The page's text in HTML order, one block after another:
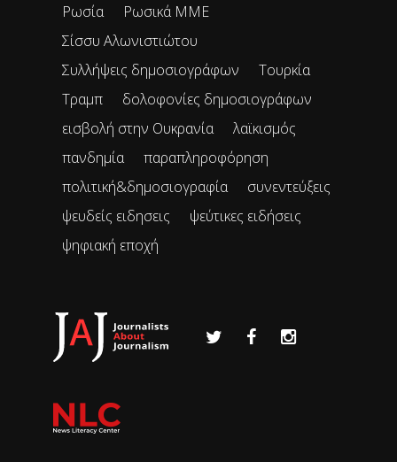
Ρωσία
Ρωσικά ΜΜΕ
Σίσσυ Αλωνιστιώτου
Συλλήψεις δημοσιογράφων
Τουρκία
Τραμπ
δολοφονίες δημοσιογράφων
εισβολή στην Ουκρανία
λαϊκισμός
πανδημία
παραπληροφόρηση
πολιτική&δημοσιογραφία
συνεντεύξεις
ψευδείς ειδησεις
ψεύτικες ειδήσεις
ψηφιακή εποχή